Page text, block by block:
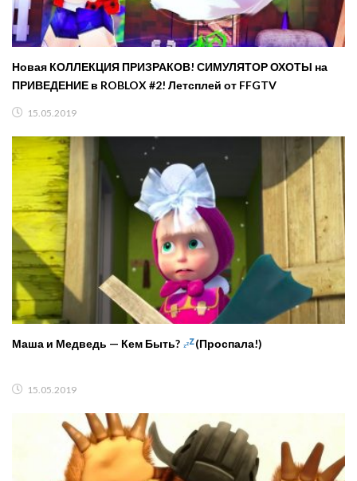
Новая КОЛЛЕКЦИЯ ПРИЗРАКОВ! СИМУЛЯТОР ОХОТЫ на
ПРИВЕДЕНИЕ в ROBLOX #2! Летсплей от FFGTV
15.05.2019
Маша и Медведь — Кем Быть? (Проспала!)
15.05.2019